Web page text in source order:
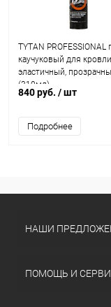
TYTAN PROFESSIONAL
каучуковый для
эластичный,
(310мл)
840 руб. / шт
Подробнее
НАШИ
ПОМОЩЬ И